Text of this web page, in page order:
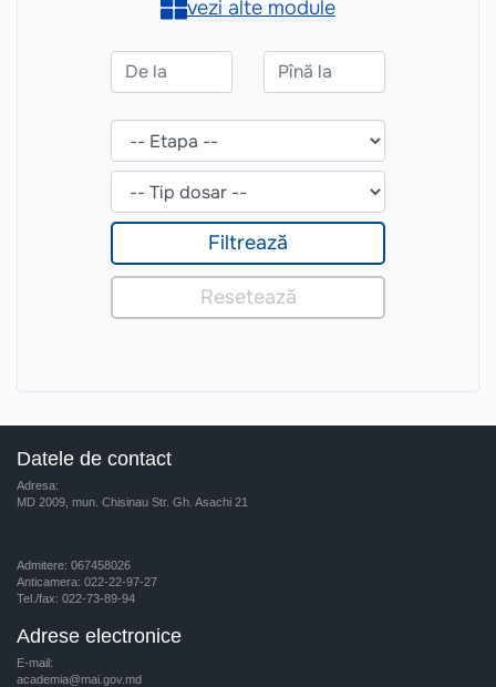
Datele de contact
Adresa:
MD 2009, mun. Chisinau Str. Gh. Asachi 21
Admitere: 067458026
Anticamera: 022-22-97-27
Tel./fax: 022-73-89-94
Adrese electronice
E-mail:
academia@mai.gov.md